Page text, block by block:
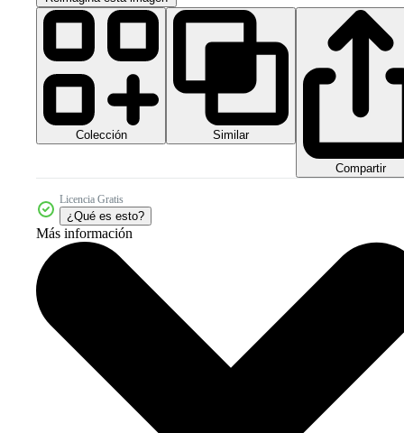
Colección Similar
Compartir
Licencia Gratis
¿Qué es esto?
Más información